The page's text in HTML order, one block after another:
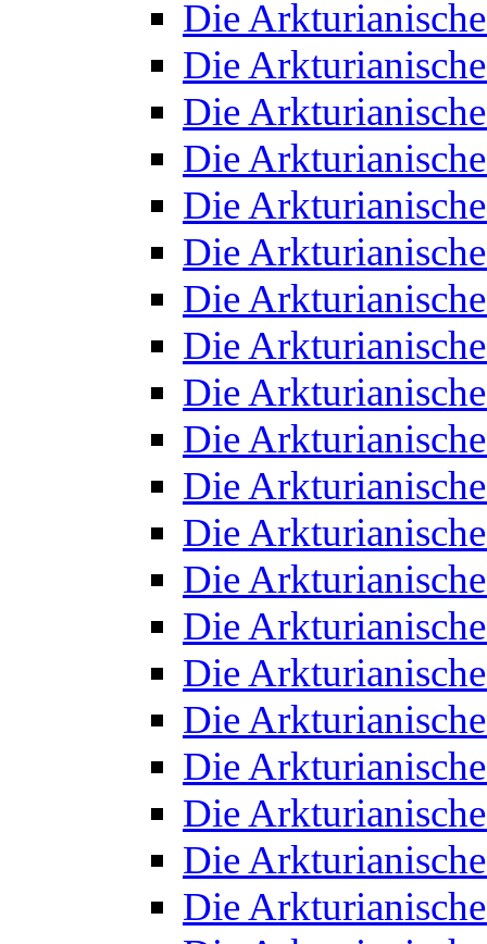
Die
Die
Die
Die
Die
Die
Die
Die
Die
Die
Die
Die
Die
Die
Die
Die
Die
Die
Die
Die